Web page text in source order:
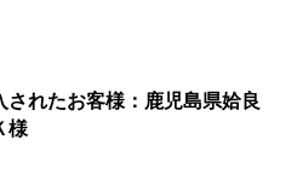
されたお客様：鹿児島県姶良
様